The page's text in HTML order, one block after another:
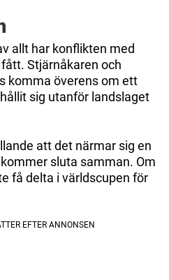
allt har konflikten med
fått. Stjärnåkaren och
komma överens om ett
sig utanför landslaget
att det närmar sig en
sluta samman. Om
få delta i världscupen för